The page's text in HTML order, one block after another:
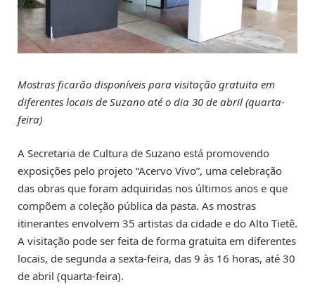
Mostras ficarão disponíveis para visitação gratuita em
diferentes locais de Suzano até o dia 30 de abril (quarta-
feira)
A Secretaria de Cultura de Suzano está promovendo
exposições pelo projeto “Acervo Vivo”, uma celebração
das obras que foram adquiridas nos últimos anos e que
compõem a coleção pública da pasta. As mostras
itinerantes envolvem 35 artistas da cidade e do Alto Tietê.
A visitação pode ser feita de forma gratuita em diferentes
locais, de segunda a sexta-feira, das 9 às 16 horas, até 30
de abril (quarta-feira).